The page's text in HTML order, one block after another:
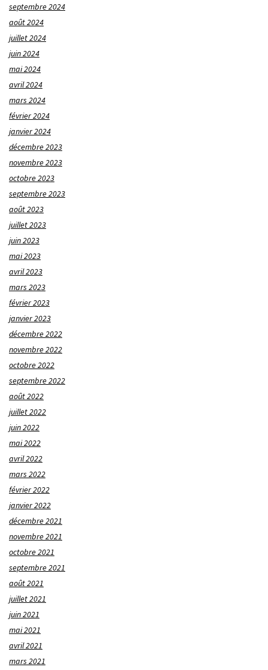
septembre 2024
août 2024
juillet 2024
juin 2024
mai 2024
avril 2024
mars 2024
février 2024
janvier 2024
décembre 2023
novembre 2023
octobre 2023
septembre 2023
août 2023
juillet 2023
juin 2023
mai 2023
avril 2023
mars 2023
février 2023
janvier 2023
décembre 2022
novembre 2022
octobre 2022
septembre 2022
août 2022
juillet 2022
juin 2022
mai 2022
avril 2022
mars 2022
février 2022
janvier 2022
décembre 2021
novembre 2021
octobre 2021
septembre 2021
août 2021
juillet 2021
juin 2021
mai 2021
avril 2021
mars 2021